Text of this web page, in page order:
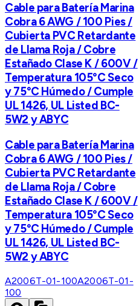
Cable para Batería Marina
Cobra 6 AWG / 100 Pies /
Cubierta PVC Retardante
de Llama Roja / Cobre
Estañado Clase K / 600V /
Temperatura 105°C Seco
y 75°C Húmedo / Cumple
UL 1426, UL Listed BC-
5W2 y ABYC
Cable para Batería Marina
Cobra 6 AWG / 100 Pies /
Cubierta PVC Retardante
de Llama Roja / Cobre
Estañado Clase K / 600V /
Temperatura 105°C Seco
y 75°C Húmedo / Cumple
UL 1426, UL Listed BC-
5W2 y ABYC
A2006T-01-100A2006T-01-
100